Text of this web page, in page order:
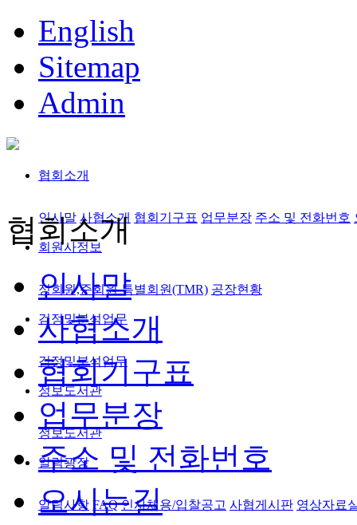
English
Sitemap
Admin
협회소개
인사말 사협소개 협회기구표 업무분장 주소 및 전화번호
회원사정보
정회원,준회원 특별회원(TMR) 공장현황
검정및분석업무
검정및분석업무
정보도서관
정보도서관
알림광장
알림사항 FAQ 인사채용/입찰공고 사협게시판 영상자료
협회소개
인사말
사협소개
협회기구표
업무분장
주소 및 전화번호
오시는길